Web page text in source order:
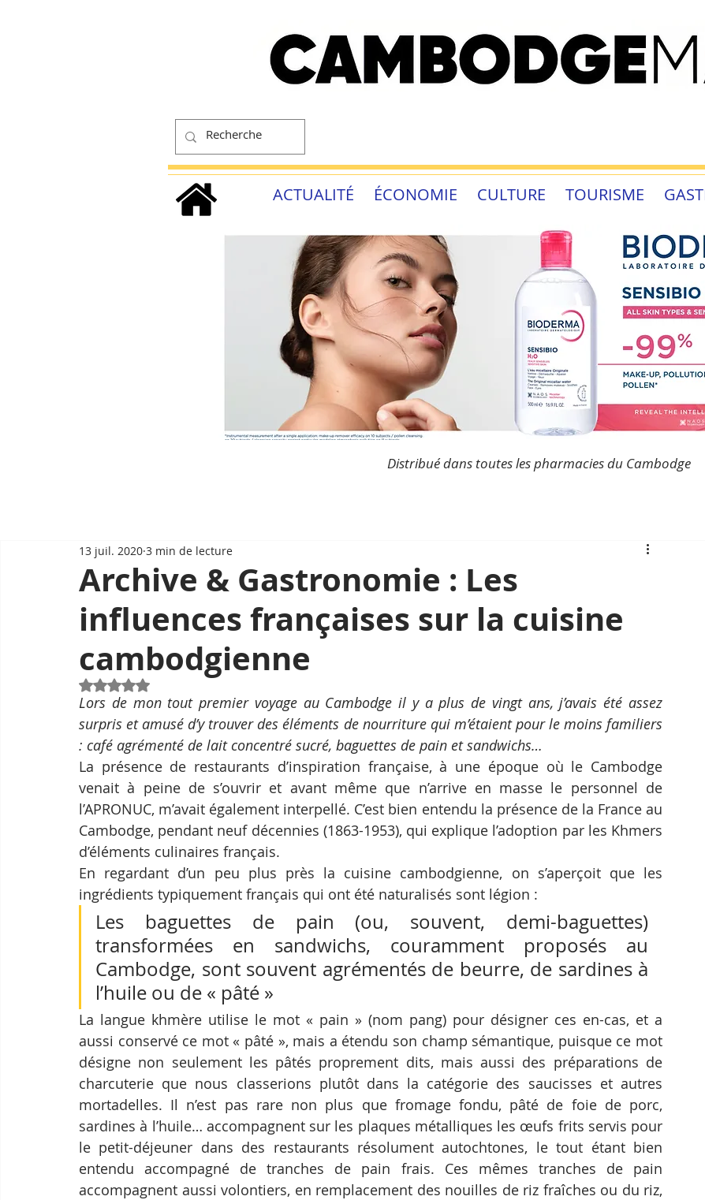
ACTUALITÉ ÉCONOMIE CULTURE TOURISME
Distribué dans toutes les pharmacies du Cambodge
Archive & Gastronomie : Les
influences françaises sur la cuisine
cambodgienne
13 juil. 2020 3 min de lecture
Noté NaN étoiles sur 5.
Lors de mon tout premier voyage au Cambodge il y a plus de vingt ans, j’avais été assez
surpris et amusé d’y trouver des éléments de nourriture qui m’étaient pour le moins familiers
: café agrémenté de lait concentré sucré, baguettes de pain et sandwichs…
La présence de restaurants d’inspiration française, à une époque où le Cambodge
venait à peine de s’ouvrir et avant même que n’arrive en masse le personnel de
l’APRONUC, m’avait également interpellé. C’est bien entendu la présence de la France au
Cambodge, pendant neuf décennies (1863-1953), qui explique l’adoption par les Khmers
d’éléments culinaires français.
En regardant d’un peu plus près la cuisine cambodgienne, on s’aperçoit que les
ingrédients typiquement français qui ont été naturalisés sont légion :
Les baguettes de pain (ou, souvent, demi-baguettes)
transformées en sandwichs, couramment proposés au
Cambodge, sont souvent agrémentés de beurre, de sardines à
l’huile ou de « pâté »
La langue khmère utilise le mot « pain » (nom pang) pour désigner ces en-cas, et a
aussi conservé ce mot « pâté », mais a étendu son champ sémantique, puisque ce mot
désigne non seulement les pâtés proprement dits, mais aussi des préparations de
charcuterie que nous classerions plutôt dans la catégorie des saucisses et autres
mortadelles. Il n’est pas rare non plus que fromage fondu, pâté de foie de porc,
sardines à l’huile… accompagnent sur les plaques métalliques les œufs frits servis pour
le petit-déjeuner dans des restaurants résolument autochtones, le tout étant bien
entendu accompagné de tranches de pain frais. Ces mêmes tranches de pain
accompagnent aussi volontiers, en remplacement des nouilles de riz fraîches ou du riz,